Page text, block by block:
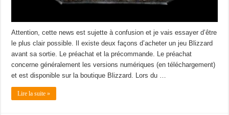
Attention, cette news est sujette à confusion et je vais essayer d’être
le plus clair possible. Il existe deux façons d’acheter un jeu Blizzard
avant sa sortie. Le préachat et la précommande. Le préachat
concerne généralement les versions numériques (en téléchargement)
et est disponible sur la boutique Blizzard. Lors du …
Lire la suite »